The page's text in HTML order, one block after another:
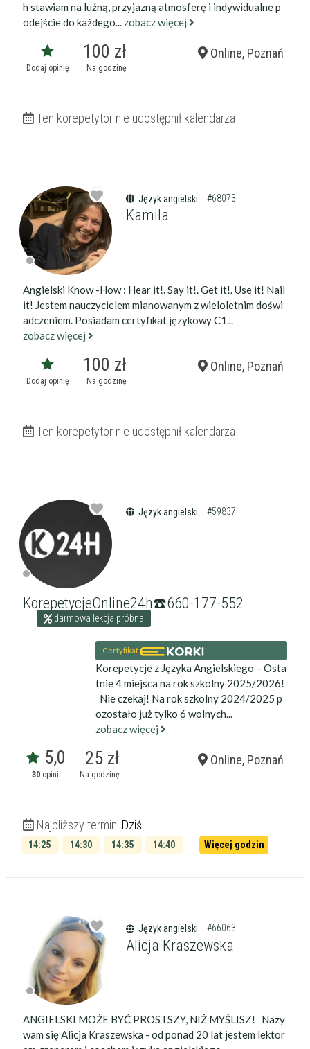
h stawiam na luźną, przyjazną atmosferę i indywidualne p
odejście do każdego... zobacz więcej
Dodaj opinię
100 zł
Na godzinę
Online, Poznań
Ten korepetytor nie udostępnił kalendarza
Język angielski #68073
Kamila
Angielski Know -How : Hear it!. Say it!. Get it!. Use it! Nail
it! Jestem nauczycielem mianowanym z wieloletnim doświ
adczeniem. Posiadam certyfikat językowy C1...
zobacz więcej
Dodaj opinię
100 zł
Na godzinę
Online, Poznań
Ten korepetytor nie udostępnił kalendarza
Język angielski #59837
KorepetycjeOnline24h☎️660-177-552
darmowa lekcja próbna
Certyfikat
Korepetycje z Języka Angielskiego – Osta
tnie 4 miejsca na rok szkolny 2025/2026!
Nie czekaj! Na rok szkolny 2024/2025 p
ozostało już tylko 6 wolnych...
zobacz więcej
5,0
30opinii
25 zł
Na godzinę
Online, Poznań
Najbliższy termin: Dziś
14:25 14:30 14:35
14:40
Więcej godzin
Język angielski #66063
Alicja Kraszewska
ANGIELSKI MOŻE BYĆ PROSTSZY, NIŻ MYŚLISZ! Nazy
wam się Alicja Kraszewska - od ponad 20 lat jestem lektor